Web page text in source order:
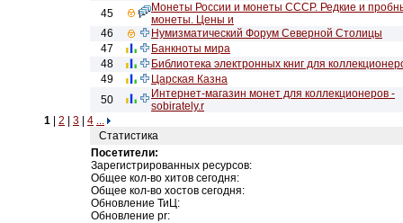
45
Монеты России и монеты СССР. Редкие и
монеты. Цены и
46
Нумизматический Форум Северной Столицы
47
Банкноты мира
48
Библиотека электронных книг для
49
Царская Казна
50
Интернет-магазин монет для коллекционеров -
sobirately.r
1
2 3 4 ...
Статистика
Посетители:
Зарегистрированных ресурсов:
Общее кол-во хитов сегодня:
Общее кол-во хостов сегодня:
Обновление ТиЦ:
Обновление pr: